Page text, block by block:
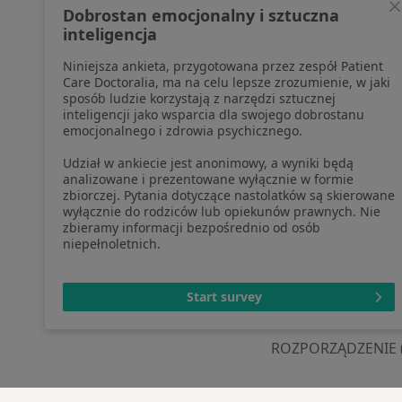
pozyskaliśmy samodzielnie
Polityka cookies
Jak działają wyniki wyszukiwania
Dostępność
O nas
Praca Rekrutujemy!
Partnerzy
Centrum prasowe
Kontakt
Blog
otwiera się w
otwiera
Dobrostan emocjonalny i sztuczna
inteligencja
Niniejsza ankieta, przygotowana przez zespół Patient
Care Doctoralia, ma na celu lepsze zrozumienie, w jaki
sposób ludzie korzystają z narzędzi sztucznej
inteligencji jako wsparcia dla swojego dobrostanu
emocjonalnego i zdrowia psychicznego.
Udział w ankiecie jest anonimowy, a wyniki będą
analizowane i prezentowane wyłącznie w formie
zbiorczej. Pytania dotyczące nastolatków są skierowane
wyłącznie do rodziców lub opiekunów prawnych. Nie
zbieramy informacji bezpośrednio od osób
niepełnoletnich.
Start survey